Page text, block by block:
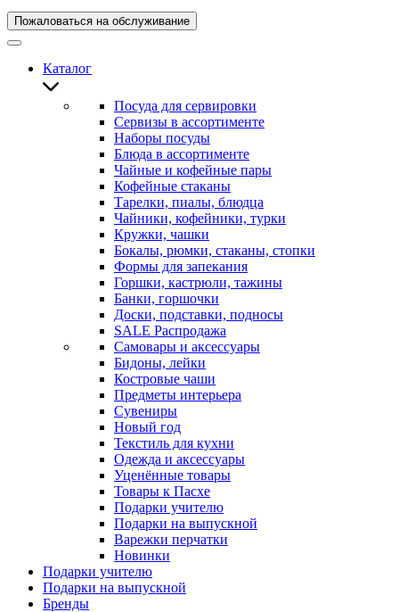
Пожаловаться на обслуживание
Каталог
Посуда для сервировки
Сервизы в ассортименте
Наборы посуды
Блюда в ассортименте
Чайные и кофейные пары
Кофейные стаканы
Тарелки, пиалы, блюдца
Чайники, кофейники, турки
Кружки, чашки
Бокалы, рюмки, стаканы, стопки
Формы для запекания
Горшки, кастрюли, тажины
Банки, горшочки
Доски, подставки, подносы
SALE Распродажа
Самовары и аксессуары
Бидоны, лейки
Костровые чаши
Предметы интерьера
Сувениры
Новый год
Текстиль для кухни
Одежда и аксессуары
Уценённые товары
Товары к Пасхе
Подарки учителю
Подарки на выпускной
Варежки перчатки
Новинки
Подарки учителю
Подарки на выпускной
Бренды